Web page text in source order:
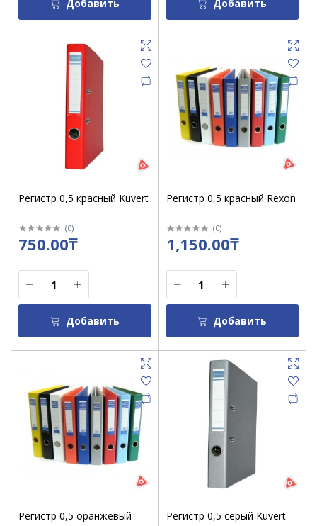
Добавить Добавить
Регистр 0,5 красный Kuvert
(0)
750.00₸
Добавить
Регистр 0,5 красный Rexon
(0)
1,150.00₸
Добавить
Регистр 0,5 оранжевый
Регистр 0,5 серый Kuvert